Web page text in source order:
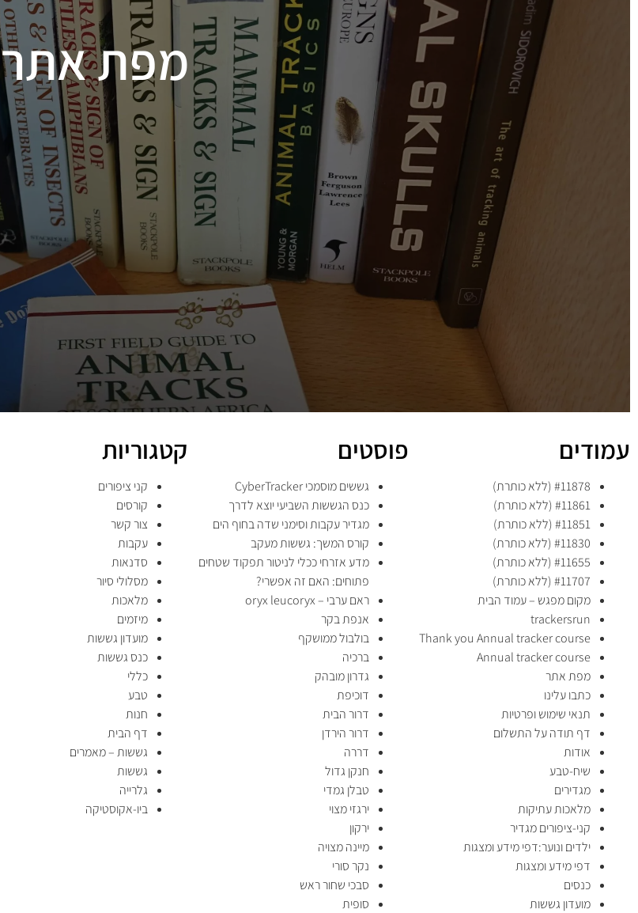
מפת אתר
עמודים
#11878 (ללא כותרת)
#11861 (ללא כותרת)
#11851 (ללא כותרת)
#11830 (ללא כותרת)
#11655 (ללא כותרת)
#11707 (ללא כותרת)
מקום מפגש – עמוד הבית
trackersrun
Thank you Annual tracker course
Annual tracker course
מפת אתר
כתבו עלינו
תנאי שימוש ופרטיות
דף תודה על התשלום
אודות
שיח-טבע
מגדירים
מלאכות עתיקות
קני-ציפורים מגדיר
ילדים ונוער:דפי מידע ומצגות
דפי מידע ומצגות
כנסים
מועדון גששות
פוסטים
גששים מוסמכי CyberTracker
כנס הגששות השביעי יוצא לדרך
מגדיר עקבות וסימני שדה בחוף הים
קורס המשך: גששות מעקב
מדע אזרחי ככלי לניטור תפקוד שטחים
פתוחים: האם זה אפשרי?
ראם ערבי – oryx leucoryx
אנפת בקר
בולבול ממושקף
ברכיה
גדרון מובהק
דוכיפת
דרור הבית
דרור הירדן
דררה
חנקן גדול
טבלן גמדי
ירגזי מצוי
ירקון
מיינה מצויה
נקר סורי
סבכי שחור ראש
סופית
קטגוריות
קני ציפורים
קורסים
צור קשר
עקבות
סדנאות
מסלולי סיור
מלאכות
מיזמים
מועדון גששות
כנס גששות
כללי
טבע
חנות
דף הבית
גששות – מאמרים
גששות
גלרייה
ביו-אקוסטיקה